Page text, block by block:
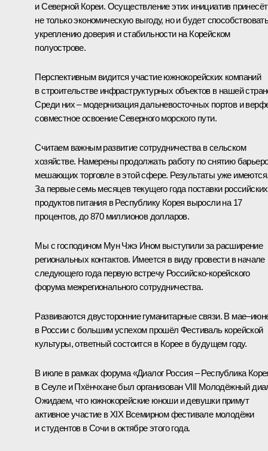
и Северной Кореи. Осуществление этих инициатив принесёт
не только экономическую выгоду, но и будет
укреплению доверия и стабильности на Корейском
полуострове.
Перспективным видится участие южнокорейских компаний
в строительстве инфраструктурных объектов в нашей
Среди них – модернизация дальневосточных портов и
совместное освоение Северного морского пути.
Считаем важным развитие сотрудничества в сельском
хозяйстве. Намерены продолжать работу по снятию
мешающих торговле в этой сфере. Результаты уже
За первые семь месяцев текущего года поставки российских
продуктов питания в Республику Корея выросли на 17
процентов, до 870 миллионов долларов.
Мы с господином Мун Чжэ Ином выступили за расширение
региональных контактов. Имеется в виду провести в начале
следующего года первую встречу Российско-корейского
форума межрегионального сотрудничества.
Развиваются двусторонние гуманитарные связи. В
в России с большим успехом прошёл Фестиваль корейской
культуры, ответный состоится в Корее в будущем году.
В июле в рамках форума «Диалог Россия – Республика
в Сеуле и Пхёнчхане был организован VIII Молодёжный
Ожидаем, что южнокорейские юноши и девушки примут
активное участие в XIX Всемирном фестивале молодёжи
и студентов в Сочи в октябре этого года.